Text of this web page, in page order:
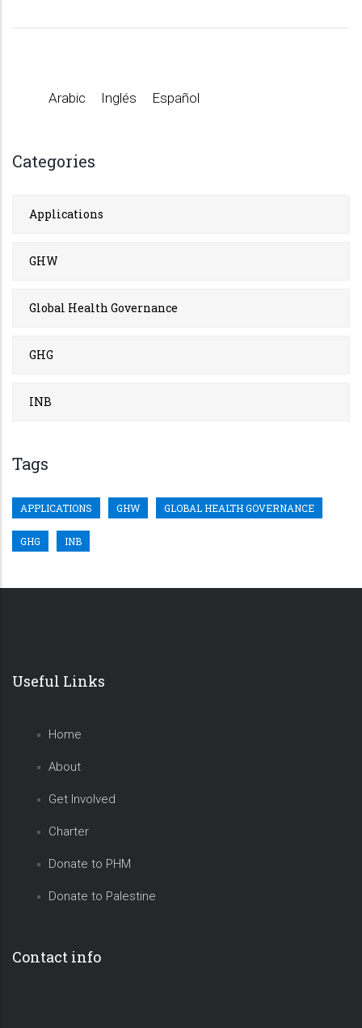
Arabic Inglés Español
Categories
Applications
GHW
Global Health Governance
GHG
INB
Tags
APPLICATIONS GHW GLOBAL HEALTH GOVERNANCE
GHG INB
Useful Links
Home
About
Get Involved
Charter
Donate to PHM
Donate to Palestine
Contact info